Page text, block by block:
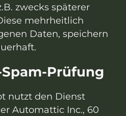
zwecks späterer
mehrheitlich
Daten, speichern
Prüfung
nutzt den Dienst
Automattic Inc., 60